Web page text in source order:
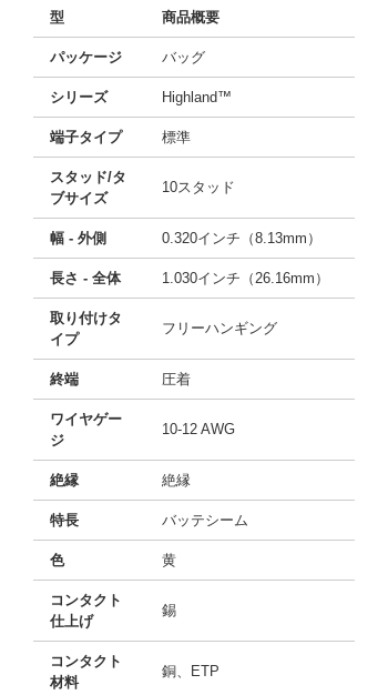
型 商品概要
パッケージ バッグ
シリーズ Highland™
端子タイプ 標準
スタッド/タ
ブサイズ
10スタッド
幅 - 外側 0.320インチ（8.13mm）
長さ - 全体 1.030インチ（26.16mm）
取り付けタ
イプ
フリーハンギング
終端 圧着
ワイヤゲー
ジ
10-12 AWG
絶縁 絶縁
特長 バッテシーム
色 黄
コンタクト
仕上げ
錫
コンタクト
材料
銅、ETP